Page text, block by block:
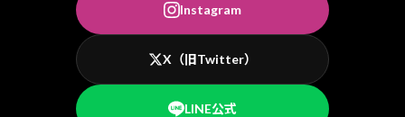
Instagram
X（旧Twitter）
LINE公式